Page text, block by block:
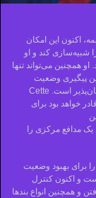
اکنون این امکان
شبیه‌سازی کند و او
او همچنین می‌تواند تنها
پیگیری وضعیت
جسمی و پتانسیل جوانان در زمان واقعی در طول مسابقه امکان‌پذیر است. Cette
خواهد بود برای
مدافع مرکزی را
برای بهبود وضعیت
و اکنون کنترل
و همچنین انواع بندها